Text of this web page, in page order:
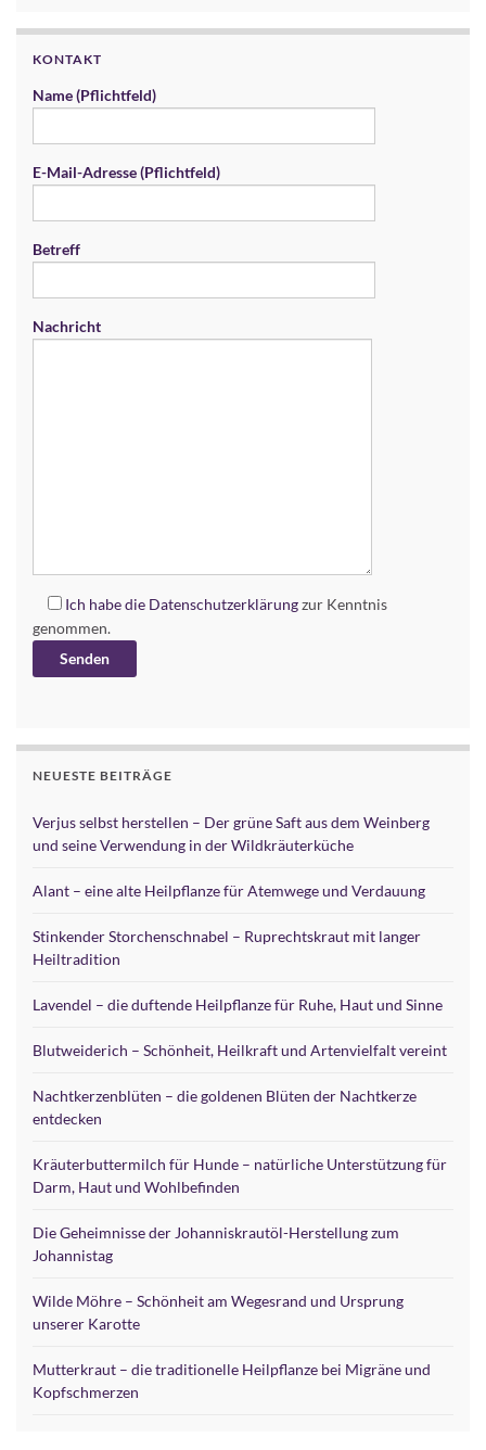
KONTAKT
Name (Pflichtfeld)
E-Mail-Adresse (Pflichtfeld)
Betreff
Nachricht
Ich habe die Datenschutzerklärungzur Kenntnis
genommen.
NEUESTE BEITRÄGE
Verjus selbst herstellen – Der grüne Saft aus dem Weinberg
und seine Verwendung in der Wildkräuterküche
Alant – eine alte Heilpflanze für Atemwege und Verdauung
Stinkender Storchenschnabel – Ruprechtskraut mit langer
Heiltradition
Lavendel – die duftende Heilpflanze für Ruhe, Haut und Sinne
Blutweiderich – Schönheit, Heilkraft und Artenvielfalt vereint
Nachtkerzenblüten – die goldenen Blüten der Nachtkerze
entdecken
Kräuterbuttermilch für Hunde – natürliche Unterstützung für
Darm, Haut und Wohlbefinden
Die Geheimnisse der Johanniskrautöl-Herstellung zum
Johannistag
Wilde Möhre – Schönheit am Wegesrand und Ursprung
unserer Karotte
Mutterkraut – die traditionelle Heilpflanze bei Migräne und
Kopfschmerzen